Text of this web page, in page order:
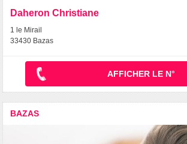
Daheron Christiane
1 le Mirail
33430 Bazas
AFFICHER LE N°
BAZAS